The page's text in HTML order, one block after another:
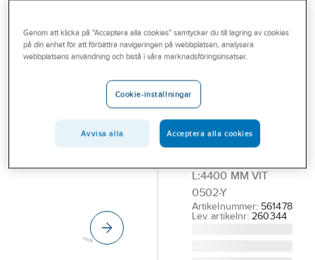
Outlet
Branscher
Taklist
Allmoge #361
Furu
15X56MM Vit
TAKLIST ALLMOGE
L:4400 MM VIT
0502-Y
Artikelnummer: 561478
Lev. artikelnr: 260344
Genom att klicka på "Acceptera alla cookies" samtycker du till lagring av cookies
på din enhet för att förbättra navigeringen på webbplatsen, analysera
webbplatsens användning och bistå i våra marknadsföringsinsatser.
Cookie-inställningar
Avvisa alla Acceptera alla cookies